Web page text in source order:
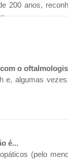
200 anos,
o
e, algumas
é...
(pelo